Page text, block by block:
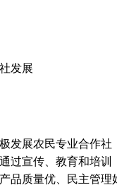
发展
发展农民专业合作
过宣传、教育和培
品质量优、民主管